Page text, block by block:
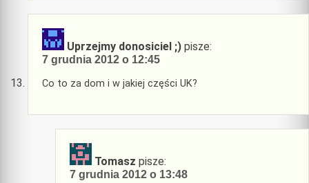
Uprzejmy donosiciel ;) pisze:
7 grudnia 2012 o 12:45
Co to za dom i w jakiej części UK?
Tomasz pisze:
7 grudnia 2012 o 13:48